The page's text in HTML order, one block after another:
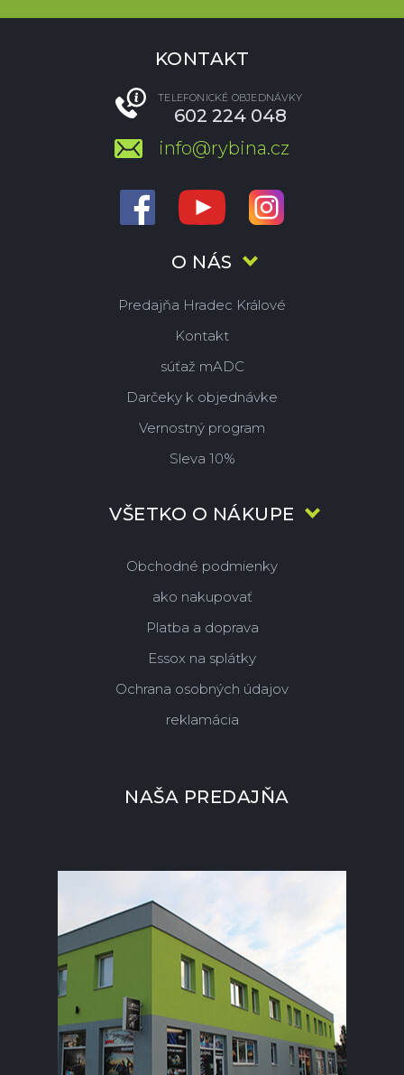
O NÁS
Predajňa Hradec Králové
Kontakt
súťaž mADC
Darčeky k objednávke
Vernostný program
Sleva 10%
VŠETKO O NÁKUPE
Obchodné podmienky
ako nakupovať
Platba a doprava
Essox na splátky
Ochrana osobných údajov
reklamácia
KONTAKT
TELEFONICKÉ OBJEDNÁVKY
602 224 048
info@rybina.cz
NAŠA PREDAJŇA